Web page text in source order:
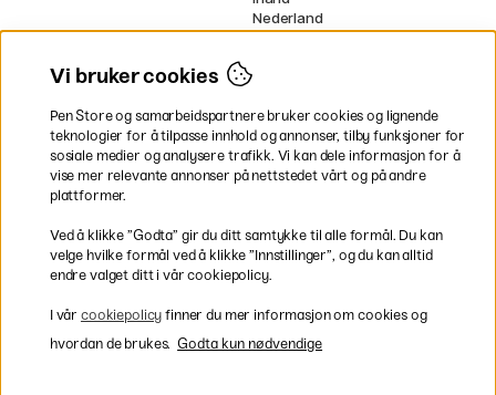
Nederland
Tyskland
* Spesifikkefraktvilkårgjelder for
voluminøse varer.
Rask og smidig levering
Vi bruker cookies
Pen Store og samarbeidspartnere bruker cookies og lignende
teknologier for å tilpasse innhold og annonser, tilby funksjoner for
sosiale medier og analysere trafikk. Vi kan dele informasjon for å
vise mer relevante annonser på nettstedet vårt og på andre
plattformer.
Ved å klikke ”Godta” gir du ditt samtykke til alle formål. Du kan
velge hvilke formål ved å klikke ”Innstillinger”, og du kan alltid
endre valget ditt i vår cookiepolicy.
I vår cookiepolicy finner du mer informasjon om cookies og
hvordan de brukes. Godta kun nødvendige